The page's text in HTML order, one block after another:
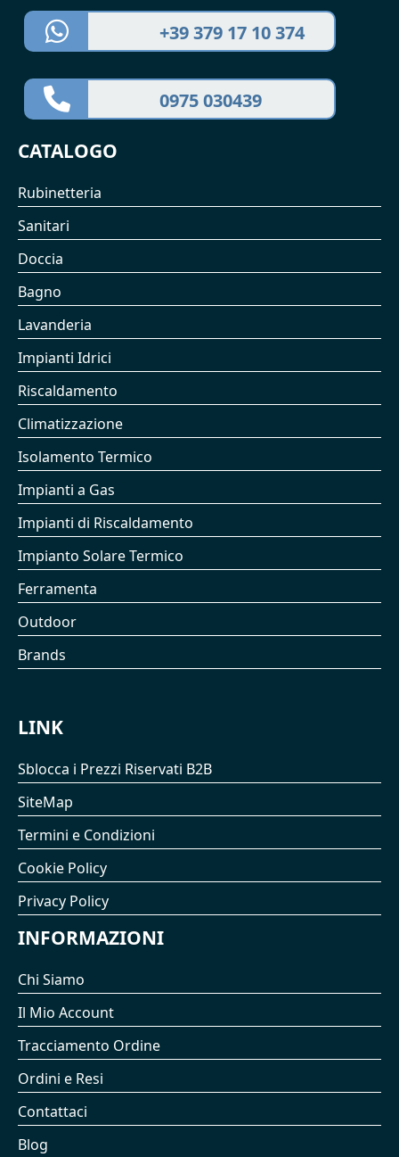
+39 379 17 10 374
0975 030439
CATALOGO
Rubinetteria
Sanitari
Doccia
Bagno
Lavanderia
Impianti Idrici
Riscaldamento
Climatizzazione
Isolamento Termico
Impianti a Gas
Impianti di Riscaldamento
Impianto Solare Termico
Ferramenta
Outdoor
Brands
LINK
Sblocca i Prezzi Riservati B2B
SiteMap
Termini e Condizioni
Cookie Policy
Privacy Policy
INFORMAZIONI
Chi Siamo
Il Mio Account
Tracciamento Ordine
Ordini e Resi
Contattaci
Blog